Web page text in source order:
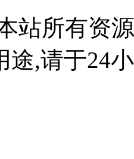
站所有资
途,请于24